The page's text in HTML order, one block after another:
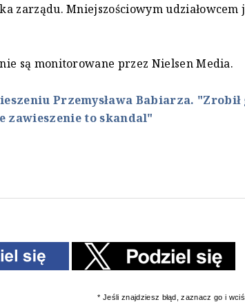
zarządu. Mniejszościowym udziałowcem
są monitorowane przez Nielsen Media.
Przemysława Babiarza. "Zrobił
zawieszenie to skandal"
* Jeśli znajdziesz błąd, zaznacz go i